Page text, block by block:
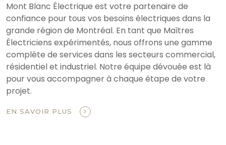
Mont Blanc Électrique est votre partenaire de
confiance pour tous vos besoins électriques dans la
grande région de Montréal. En tant que Maîtres
Électriciens expérimentés, nous offrons une gamme
complète de services dans les secteurs commercial,
résidentiel et industriel. Notre équipe dévouée est là
pour vous accompagner à chaque étape de votre
projet.
EN SAVOIR PLUS